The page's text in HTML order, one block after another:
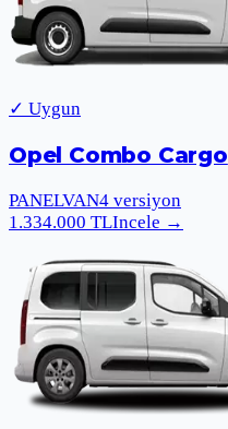
✓ Uygun
Opel Combo Cargo
PANELVAN4 versiyon
1.334.000 TLIncele →